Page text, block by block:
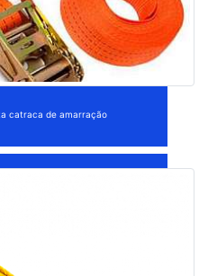
catraca de amarração